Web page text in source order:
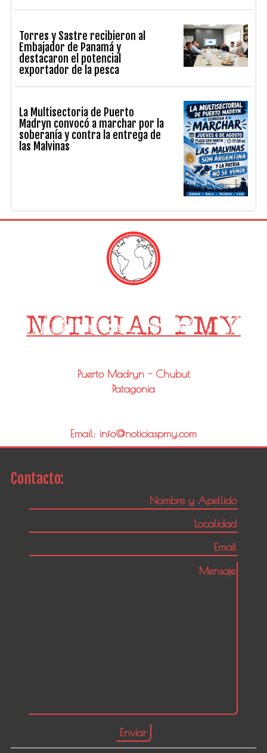
Torres y Sastre recibieron al
Embajador de Panamá y
destacaron el potencial
exportador de la pesca
La Multisectoria de Puerto
Madryn convocó a marchar por la
soberanía y contra la entrega de
las Malvinas
Puerto Madryn - Chubut
Patagonia
Email: info@noticiaspmy.com
Contacto: